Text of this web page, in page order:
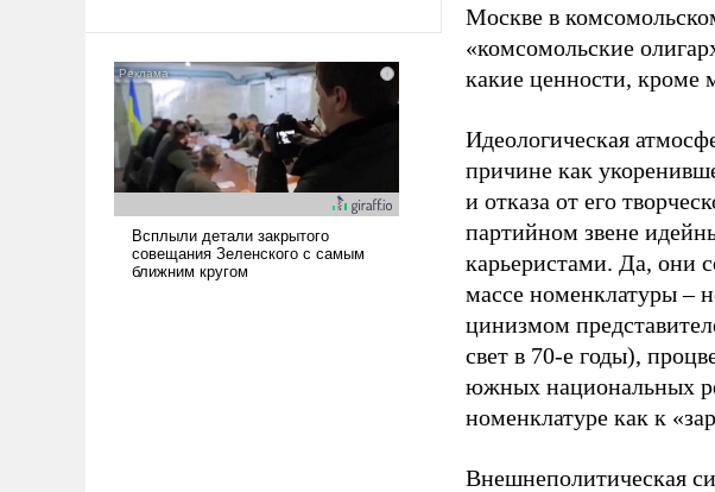
Москве в
«комсомольские
какие ценности, кроме
Идеологическая
причине как
и отказа от его
партийном звене
карьеристами. Да, они
массе номенклатуры –
цинизмом
свет в 70-е годы),
южных национальных
номенклатуре как к
Внешнеполитическая